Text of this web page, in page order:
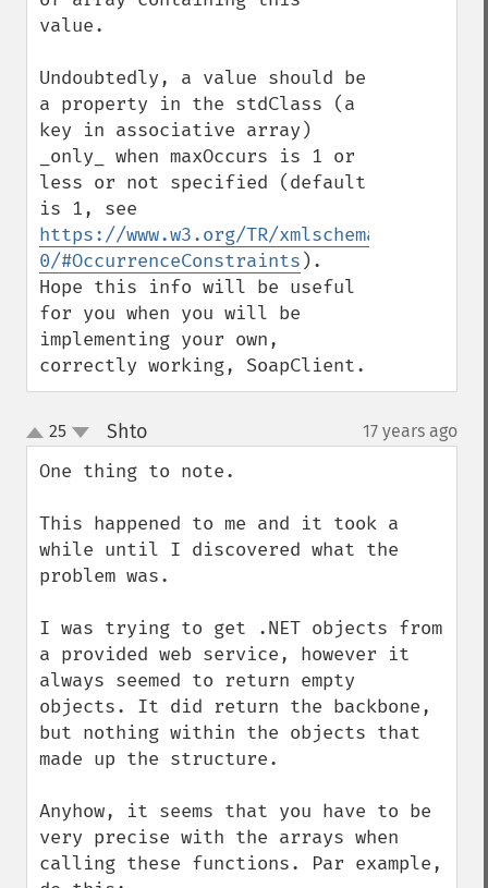
value.
Undoubtedly, a value should be
a property in the stdClass (a
key in associative array)
_only_ when maxOccurs is 1 or
less or not specified (default
https://www.w3.org/TR/xmlschema-
0/#OccurrenceConstraints ).
Hope this info will be useful
for you when you will be
implementing your own,
correctly working, SoapClient.
up
down
25 Shto¶ 17 years ago
One thing to note.
This happened to me and it took a
while until I discovered what the
problem was.
I was trying to get .NET objects from
a provided web service, however it
always seemed to return empty
objects. It did return the backbone,
but nothing within the objects that
made up the structure.
Anyhow, it seems that you have to be
very precise with the arrays when
calling these functions. Par example,